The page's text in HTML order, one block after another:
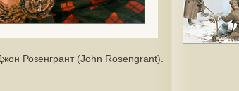
Розенгрант (John Rosengrant).